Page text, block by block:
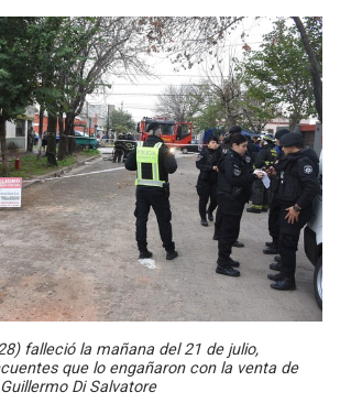
falleció la mañana del 21 de julio,
que lo engañaron con la venta de
Di Salvatore